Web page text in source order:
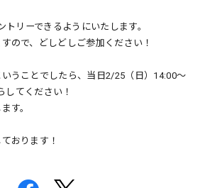
リーできるようにいたします。
ので、どしどしご参加ください！
うことでしたら、当日2/25（日）14:00〜
してください！
す。
おります！